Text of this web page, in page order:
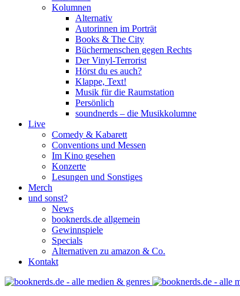
Kolumnen
Alternativ
Autorinnen im Porträt
Books & The City
Büchermenschen gegen Rechts
Der Vinyl-Terrorist
Hörst du es auch?
Klappe, Text!
Musik für die Raumstation
Persönlich
soundnerds – die Musikkolumne
Live
Comedy & Kabarett
Conventions und Messen
Im Kino gesehen
Konzerte
Lesungen und Sonstiges
Merch
und sonst?
News
booknerds.de allgemein
Gewinnspiele
Specials
Alternativen zu amazon & Co.
Kontakt